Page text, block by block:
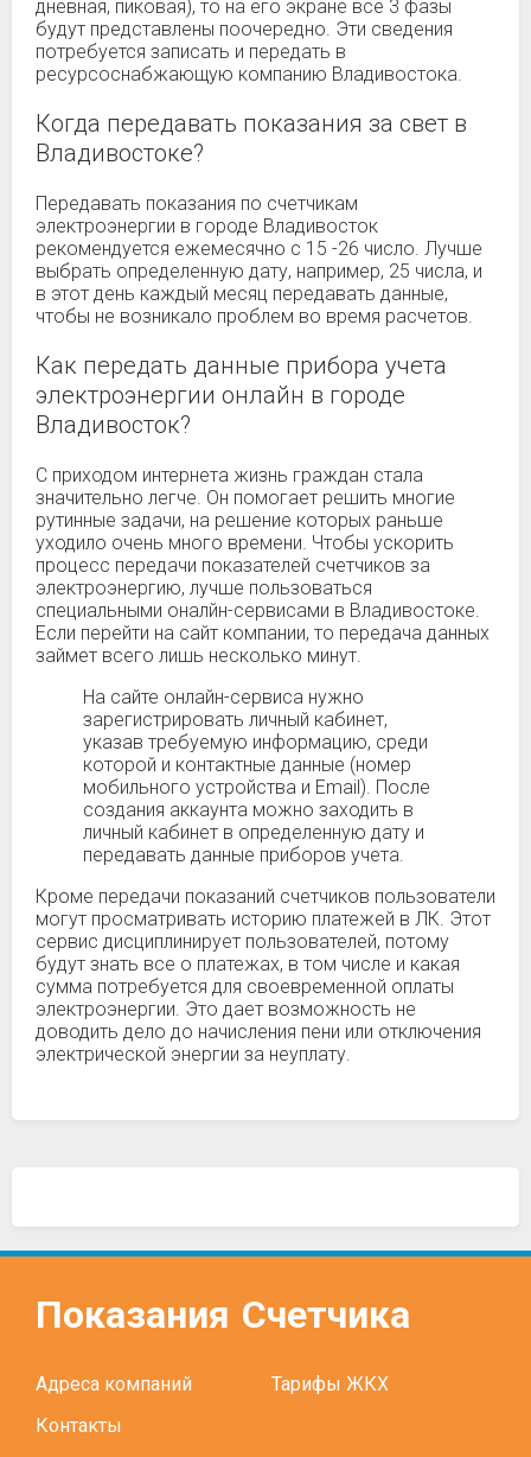
дневная, пиковая), то на его экране все 3 фазы
будут представлены поочередно. Эти сведения
потребуется записать и передать в
ресурсоснабжающую компанию Владивостока.
Когда передавать показания за свет в
Владивостоке?
Передавать показания по счетчикам
электроэнергии в городе Владивосток
рекомендуется ежемесячно с 15 -26 число. Лучше
выбрать определенную дату, например, 25 числа, и
в этот день каждый месяц передавать данные,
чтобы не возникало проблем во время расчетов.
Как передать данные прибора учета
электроэнергии онлайн в городе
Владивосток?
С приходом интернета жизнь граждан стала
значительно легче. Он помогает решить многие
рутинные задачи, на решение которых раньше
уходило очень много времени. Чтобы ускорить
процесс передачи показателей счетчиков за
электроэнергию, лучше пользоваться
специальными оналйн-сервисами в Владивостоке.
Если перейти на сайт компании, то передача данных
займет всего лишь несколько минут.
На сайте онлайн-сервиса нужно
зарегистрировать личный кабинет,
указав требуемую информацию, среди
которой и контактные данные (номер
мобильного устройства и Email). После
создания аккаунта можно заходить в
личный кабинет в определенную дату и
передавать данные приборов учета.
Кроме передачи показаний счетчиков пользователи
могут просматривать историю платежей в ЛК. Этот
сервис дисциплинирует пользователей, потому
будут знать все о платежах, в том числе и какая
сумма потребуется для своевременной оплаты
электроэнергии. Это дает возможность не
доводить дело до начисления пени или отключения
электрической энергии за неуплату.
Показания Счетчика
Адреса компаний
Тарифы ЖКХ
Контакты